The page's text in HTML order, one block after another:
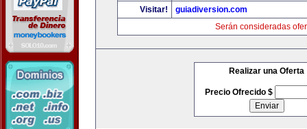
Visitar!
guiadiversion.com
Serán consideradas
Realizar una Oferta
Precio Ofrecido $